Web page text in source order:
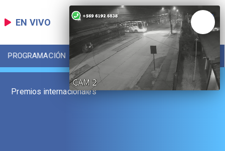
EN VIVO
PROGRAMACIÓN LOCAL DEPORTES
Premios internacionales